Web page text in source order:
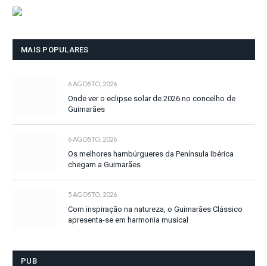
MAIS POPULARES
6 AGOSTO, 2026
Onde ver o eclipse solar de 2026 no concelho de
Guimarães
6 AGOSTO, 2026
Os melhores hambúrgueres da Península Ibérica
chegam a Guimarães
5 AGOSTO, 2026
Com inspiração na natureza, o Guimarães Clássico
apresenta-se em harmonia musical
PUB